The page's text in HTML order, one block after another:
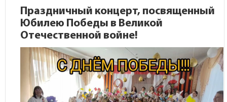
Праздничный концерт, посвященный
Юбилею Победы в Великой
Отечественной войне!